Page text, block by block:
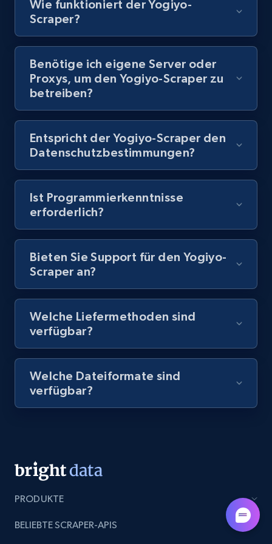
8.1K+
Youtube - Videos posts - Discovery records
by Explore page URL
URL, Title, Youtuber, Youtuber md5, Video url,
Video length, Likes, Views, and more.
by podcast url
URL, Title, Youtuber, Youtuber md5, Video url,
Video length, Likes, Views, and more.
URL, Product name, Product rating, Product
rating object, Product rating max, Rating,
Author name, Asin, and more.
TikTok - Posts
URL, Post id, Description, Create time, Digg
Wie funktioniert der Yogiyo-
Scraper?
Benötige ich eigene Server oder
Proxys, um den Yogiyo-Scraper zu
betreiben?
Entspricht der Yogiyo-Scraper den
Datenschutzbestimmungen?
Ist Programmierkenntnisse
erforderlich?
Bieten Sie Support für den Yogiyo-
Scraper an?
Welche Liefermethoden sind
verfügbar?
Welche Dateiformate sind
verfügbar?
PRODUKTE
BELIEBTE SCRAPER-APIS